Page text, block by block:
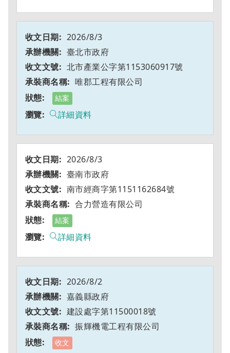
2026/8/3
臺北市政府
北市產業公字第1153060917號
唯郡工程有限公司
結案
詳細資料
2026/8/3
臺南市政府
南市經商字第1151162684號
合力營造有限公司
結案
詳細資料
2026/8/2
嘉義縣政府
建設處字第11500018號
振輝機電工程有限公司
收文